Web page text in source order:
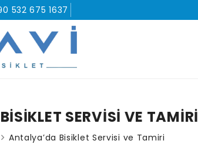
532 675 1637
SERVISI VE TAMIRI
Antalya’da Bisiklet Servisi ve Tamiri